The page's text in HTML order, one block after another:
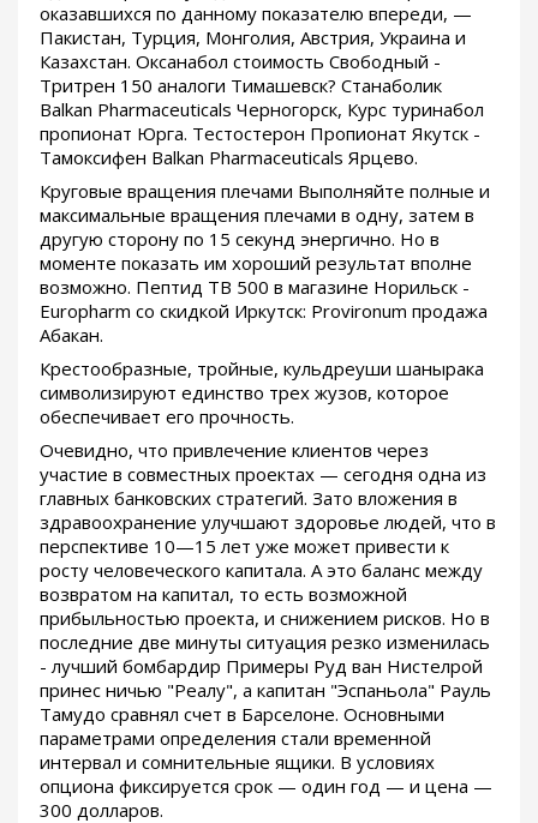
оказавшихся по данному показателю впереди, —
Пакистан, Турция, Монголия, Австрия, Украина и
Казахстан. Оксанабол стоимость Свободный -
Тритрен 150 аналоги Тимашевск? Станаболик
Balkan Pharmaceuticals Черногорск, Курс туринабол
пропионат Юрга. Тестостерон Пропионат Якутск -
Тамоксифен Balkan Pharmaceuticals Ярцево.
Круговые вращения плечами Выполняйте полные и
максимальные вращения плечами в одну, затем в
другую сторону по 15 секунд энергично. Но в
моменте показать им хороший результат вполне
возможно. Пептид TB 500 в магазине Норильск -
Europharm со скидкой Иркутск: Provironum продажа
Абакан.
Крестообразные, тройные, кульдреуши шанырака
символизируют единство трех жузов, которое
обеспечивает его прочность.
Очевидно, что привлечение клиентов через
участие в совместных проектах — сегодня одна из
главных банковских стратегий. Зато вложения в
здравоохранение улучшают здоровье людей, что в
перспективе 10—15 лет уже может привести к
росту человеческого капитала. А это баланс между
возвратом на капитал, то есть возможной
прибыльностью проекта, и снижением рисков. Но в
последние две минуты ситуация резко изменилась
- лучший бомбардир Примеры Руд ван Нистелрой
принес ничью "Реалу", а капитан "Эспаньола" Рауль
Тамудо сравнял счет в Барселоне. Основными
параметрами определения стали временной
интервал и сомнительные ящики. В условиях
опциона фиксируется срок — один год — и цена —
300 долларов.